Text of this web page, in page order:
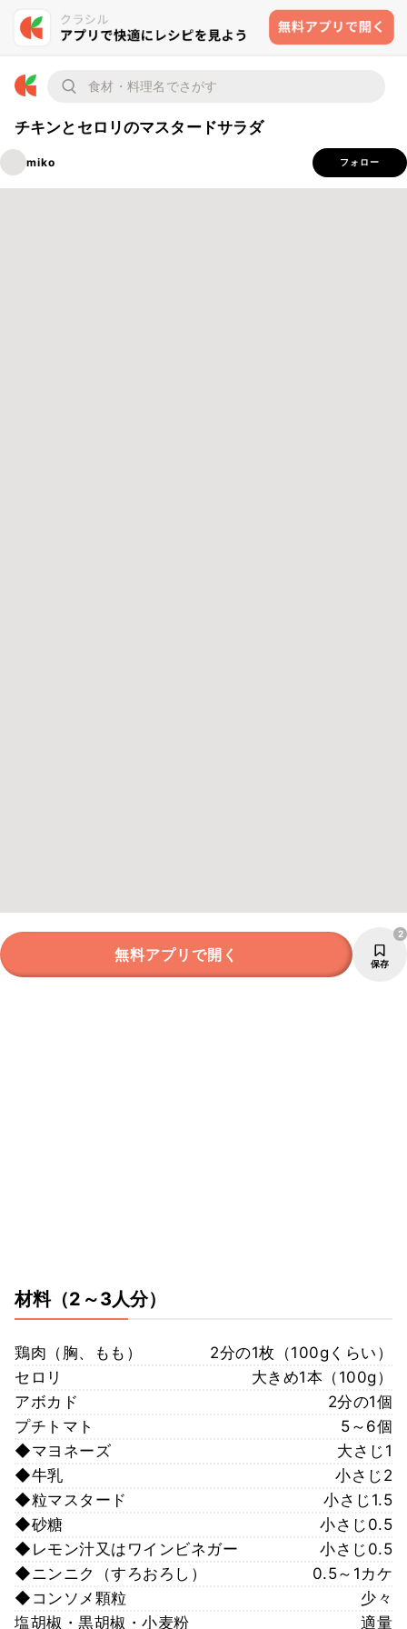
チキンとセロリのマスタードサラダ
miko フォロー
無料アプリで開く 保存
2
材料（2～3人分）
鶏肉（胸、もも）
2分の1枚（100gくらい）
セロリ
大きめ1本（100g）
アボカド
2分の1個
プチトマト
5～6個
◆マヨネーズ
大さじ1
◆牛乳
小さじ2
◆粒マスタード
小さじ1.5
◆砂糖
小さじ0.5
◆レモン汁又はワインビネガー
小さじ0.5
◆ニンニク（すろおろし）
0.5～1カケ
◆コンソメ顆粒
少々
塩胡椒・黒胡椒・小麦粉
適量